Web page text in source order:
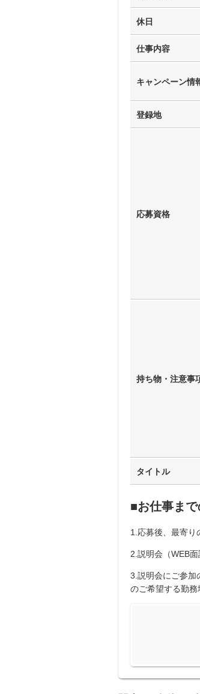
休日
仕事内容
キャンペーン情
登録地
応募資格
持ち物・注意事
タイトル
■お仕事ま
1.応募後、最寄り
2.説明会（WEB
3.説明会にご参加
のご希望する勤務